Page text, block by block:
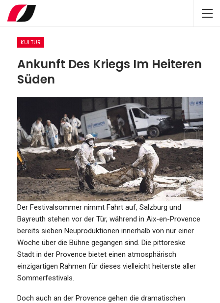
KULTUR
Ankunft Des Kriegs Im Heiteren
Süden
Der Festivalsommer nimmt Fahrt auf, Salzburg und
Bayreuth stehen vor der Tür, während in Aix-en-Provence
bereits sieben Neuproduktionen innerhalb von nur einer
Woche über die Bühne gegangen sind. Die pittoreske
Stadt in der Provence bietet einen atmosphärisch
einzigartigen Rahmen für dieses vielleicht heiterste aller
Sommerfestivals.
Doch auch an der Provence gehen die dramatischen